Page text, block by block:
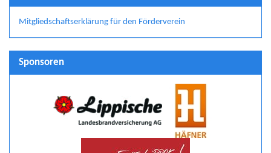
Mitgliedschaftserklärung für den Förderverein
Sponsoren